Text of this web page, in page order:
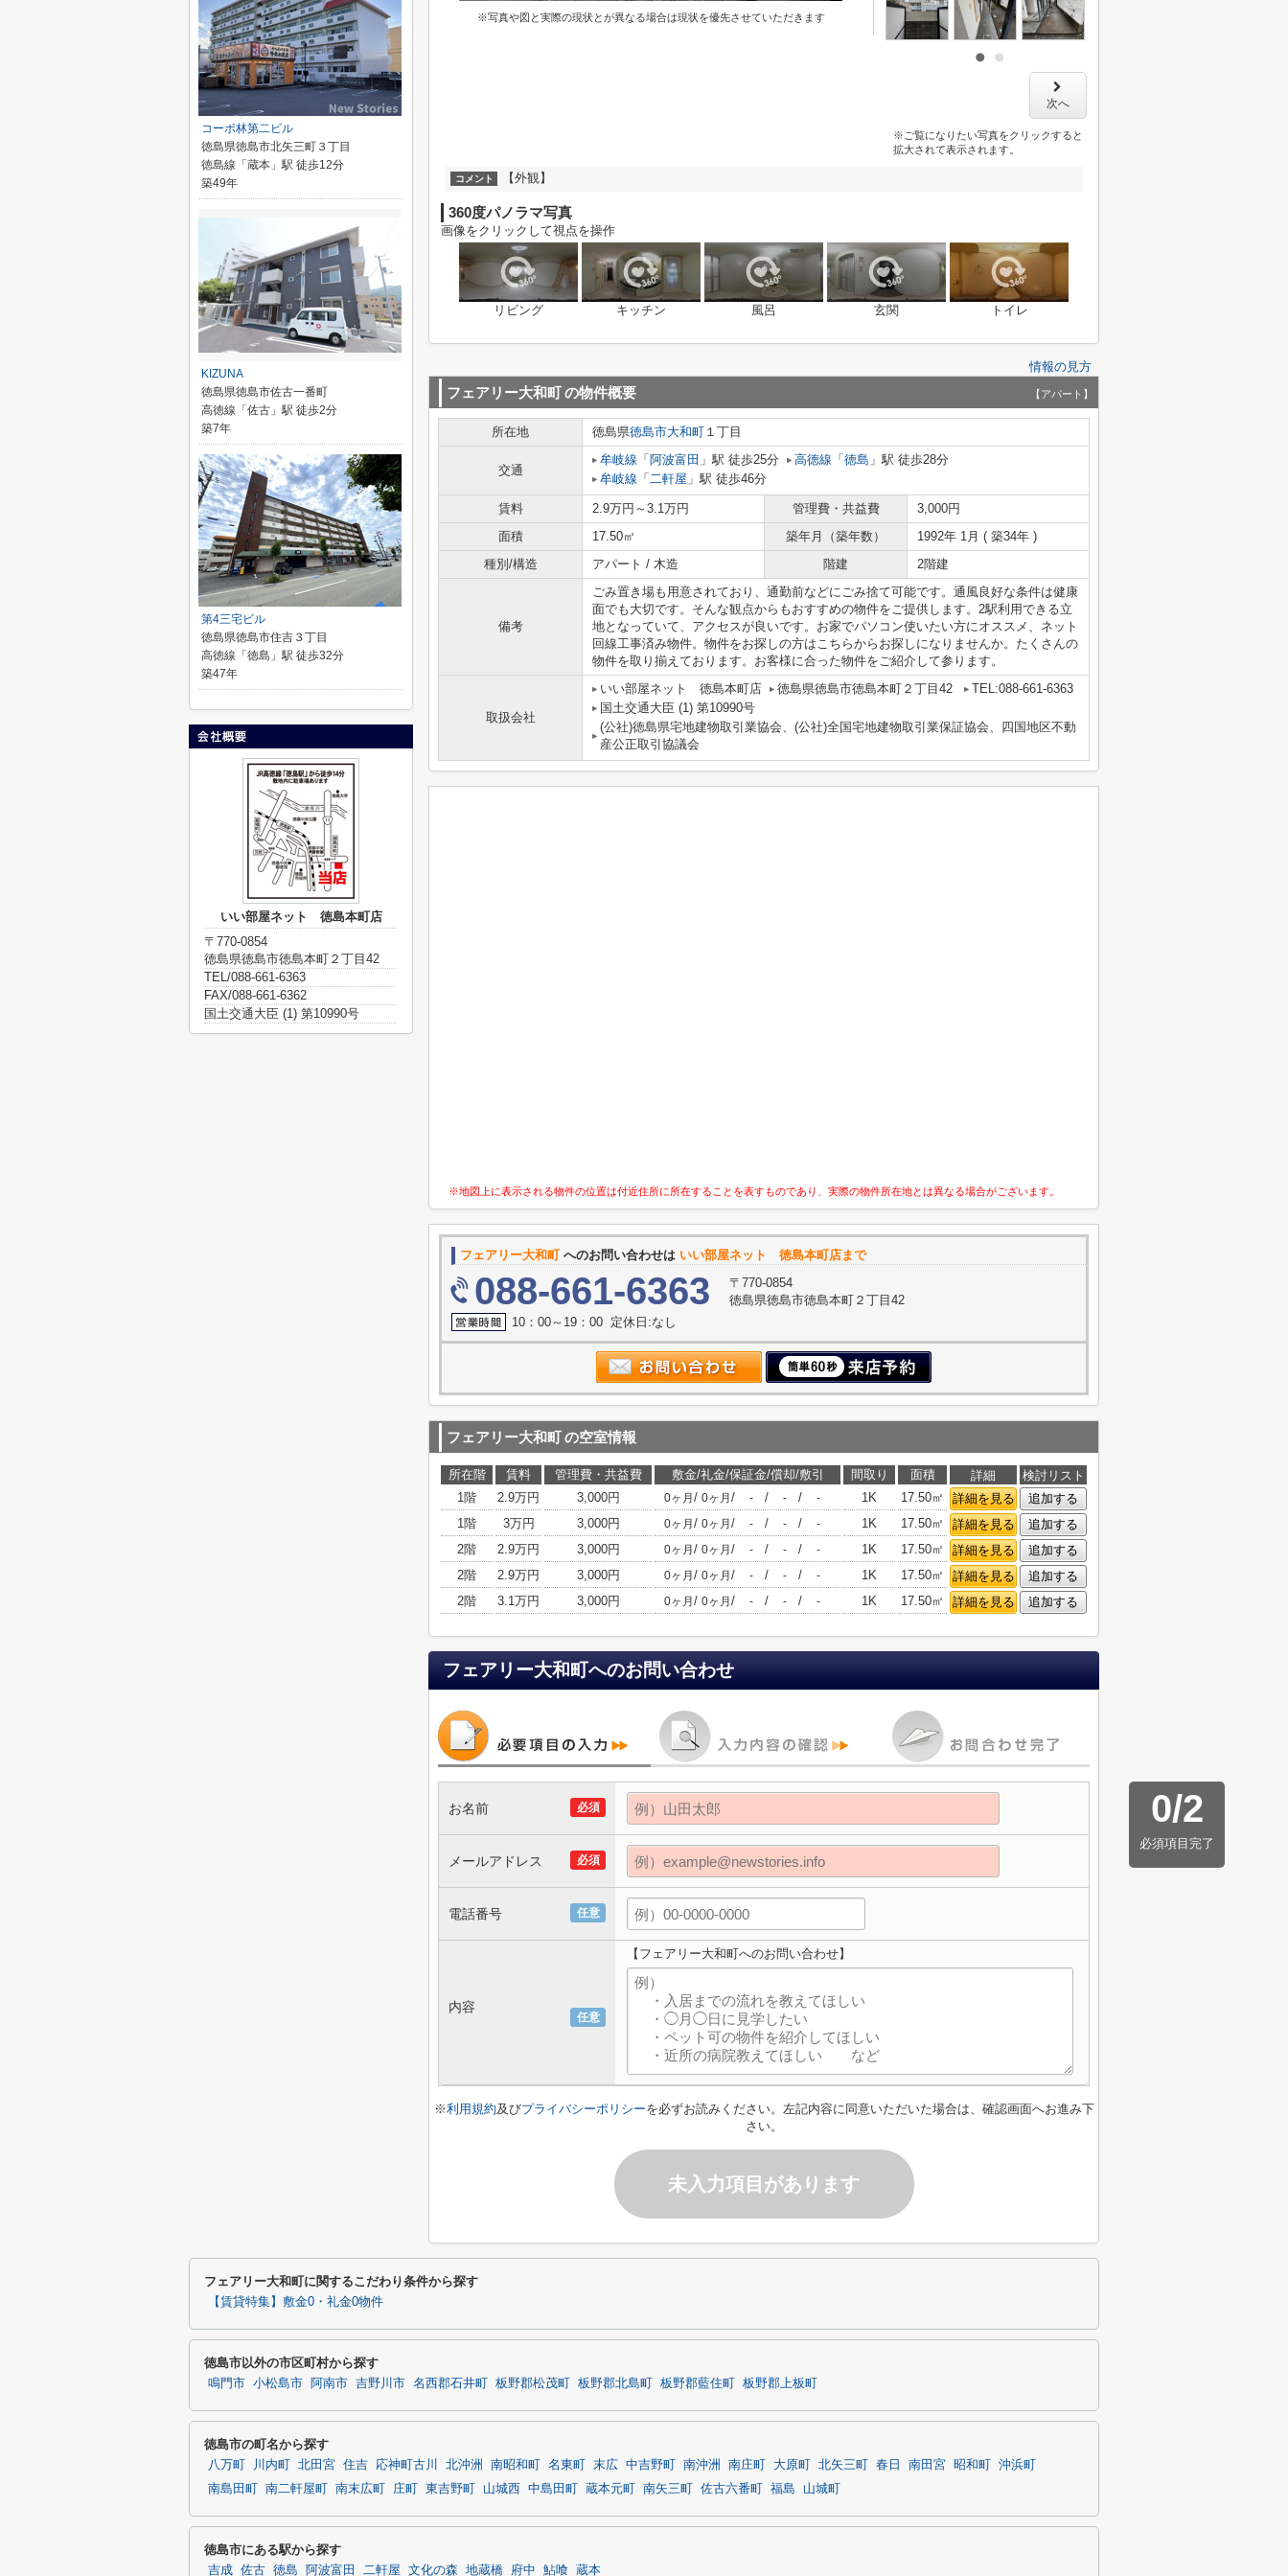
※写真や図と実際の現状とが異なる場合は現状を優先させていただきます
次へ
※ご覧になりたい写真をクリックすると
拡大されて表示されます。
コメント 【外観】
360度パノラマ写真
画像をクリックして視点を操作
リビング キッチン 風呂 玄関 トイレ
情報の見方
フェアリー大和町の物件概要 【アパート】
所在地 徳島県徳島市大和町 １丁目
交通
牟岐線 「 阿波富田 」駅 徒歩25分 高徳線 「 徳島 」駅 徒歩28分
牟岐線 「 二軒屋 」駅 徒歩46分
賃料 2.9万円～3.1万円 管理費・共益費
3,000円
面積
17.50㎡ 築年月（築年数）
1992年 1月 ( 築34年 )
種別/構造
アパート / 木造 階建 2階建
備考
ごみ置き場も用意されており、通勤前などにごみ捨て可能です。通風良好な条件は健康
面でも大切です。そんな観点からもおすすめの物件をご提供します。2駅利用できる立
地となっていて、アクセスが良いです。お家でパソコン使いたい方にオススメ、ネット
回線工事済み物件。物件をお探しの方はこちらからお探しになりませんか。たくさんの
物件を取り揃えております。お客様に合った物件をご紹介して参ります。
取扱会社
いい部屋ネット 徳島本町店 徳島県徳島市徳島本町２丁目42
TEL:088-661-6363
国土交通大臣 (1) 第10990号
(公社)徳島県宅地建物取引業協会、(公社)全国宅地建物取引業保証協会、四国地区不動
産公正取引協議会
※地図上に表示される物件の位置は付近住所に所在することを表すものであり、実際の物件所在地とは異なる場合がございます。
フェアリー大和町へのお問い合わせは いい部屋ネット 徳島本町店まで
088-661-6363
〒770-0854
徳島県徳島市徳島本町２丁目42
10：00～19：00 定休日:なし
フェアリー大和町の空室情報
所在階 賃料 管理費・共益費 敷金/礼金/保証金/償却/敷引 間取り 面積 詳細
検討リスト
1階
2.9万円 3,000円 0ヶ月 / 0ヶ月 / - / - / - 1K 17.50㎡ 詳細を見る
追加する
1階
3万円 3,000円 0ヶ月 / 0ヶ月 / - / - / - 1K 17.50㎡ 詳細を見る
追加する
2階
2.9万円 3,000円 0ヶ月 / 0ヶ月 / - / - / - 1K 17.50㎡ 詳細を見る
追加する
2階
2.9万円 3,000円 0ヶ月 / 0ヶ月 / - / - / - 1K 17.50㎡ 詳細を見る
追加する
2階
3.1万円 3,000円 0ヶ月 / 0ヶ月 / - / - / - 1K 17.50㎡ 詳細を見る 追加する
フェアリー大和町へのお問い合わせ
0/2
必須項目完了
必須
お名前
必須
メールアドレス
任意
電話番号
任意
内容
【フェアリー大和町へのお問い合わせ】
※利用規約及びプライバシーポリシーを必ずお読みください。左記内容に同意いただいた場合は、確認画面へお進み下
さい。
未入力項目があります
コーポ林第二ビル
徳島県徳島市北矢三町３丁目
徳島線「蔵本」駅 徒歩12分
築49年
KIZUNA
徳島県徳島市佐古一番町
高徳線「佐古」駅 徒歩2分
築7年
第4三宅ビル
徳島県徳島市住吉３丁目
高徳線「徳島」駅 徒歩32分
築47年
いい部屋ネット 徳島本町店
〒770-0854
徳島県徳島市徳島本町２丁目42
TEL/088-661-6363
FAX/088-661-6362
国土交通大臣 (1) 第10990号
フェアリー大和町に関するこだわり条件から探す
【賃貸特集】敷金0・礼金0物件
徳島市以外の市区町村から探す
鳴門市 小松島市 阿南市 吉野川市 名西郡石井町 板野郡松茂町 板野郡北島町 板野郡藍住町 板野郡上板町
徳島市の町名から探す
八万町 川内町 北田宮 住吉 応神町古川 北沖洲 南昭和町 名東町 末広 中吉野町 南沖洲 南庄町 大原町 北矢三町 春日 南田宮 昭和町
沖浜町
南島田町
南二軒屋町 南末広町 庄町 東吉野町 山城西 中島田町 蔵本元町 南矢三町 佐古六番町 福島 山城町
徳島市にある駅から探す
吉成 佐古 徳島 阿波富田 二軒屋 文化の森 地蔵橋 府中 鮎喰 蔵本